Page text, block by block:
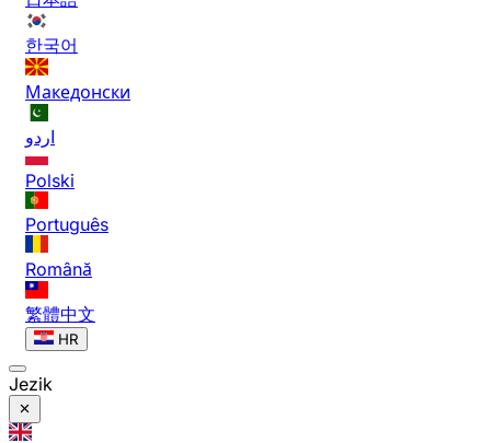
한국어
Македонски
اردو
Polski
Português
Română
繁體中文
HR
Jezik